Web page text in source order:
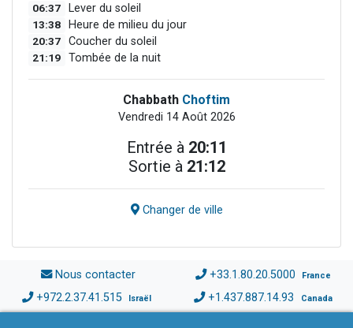
06:37 Lever du soleil
13:38 Heure de milieu du jour
20:37 Coucher du soleil
21:19 Tombée de la nuit
Chabbath Choftim
Vendredi 14 Août 2026
Entrée à 20:11
Sortie à 21:12
Changer de ville
Nous contacter +33.1.80.20.5000 France
+972.2.37.41.515 Israël +1.437.887.14.93 Canada